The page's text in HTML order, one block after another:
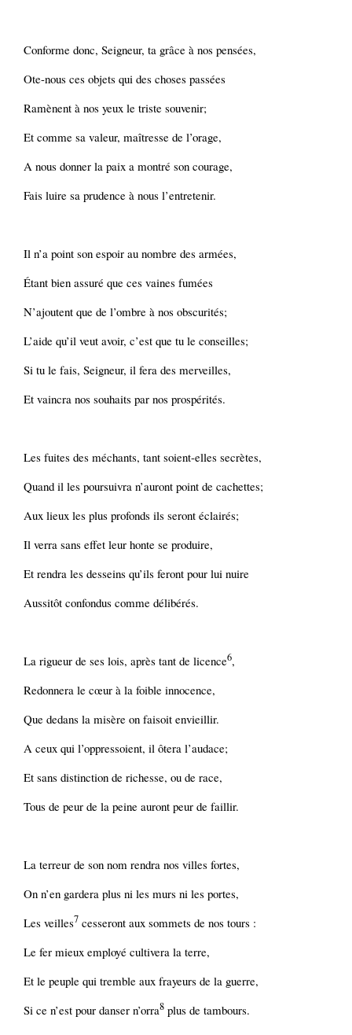
Conforme donc, Seigneur, ta grâce à nos pensées,
Ote-nous ces objets qui des choses passées
Ramènent à nos yeux le triste souvenir;
Et comme sa valeur, maîtresse de l’orage,
A nous donner la paix a montré son courage,
Fais luire sa prudence à nous l’entretenir.
Il n’a point son espoir au nombre des armées,
Étant bien assuré que ces vaines fumées
N’ajoutent que de l’ombre à nos obscurités;
L’aide qu’il veut avoir, c’est que tu le conseilles;
Si tu le fais, Seigneur, il fera des merveilles,
Et vaincra nos souhaits par nos prospérités.
Les fuites des méchants, tant soient-elles secrètes,
Quand il les poursuivra n’auront point de cachettes;
Aux lieux les plus profonds ils seront éclairés;
Il verra sans effet leur honte se produire,
Et rendra les desseins qu’ils feront pour lui nuire
Aussitôt confondus comme délibérés.
La rigueur de ses lois, après tant de licence6,
Redonnera le cœur à la foible innocence,
Que dedans la misère on faisoit envieillir.
A ceux qui l’oppressoient, il ôtera l’audace;
Et sans distinction de richesse, ou de race,
Tous de peur de la peine auront peur de faillir.
La terreur de son nom rendra nos villes fortes,
On n’en gardera plus ni les murs ni les portes,
Les veilles7 cesseront aux sommets de nos tours :
Le fer mieux employé cultivera la terre,
Et le peuple qui tremble aux frayeurs de la guerre,
Si ce n’est pour danser n’orra8 plus de tambours.